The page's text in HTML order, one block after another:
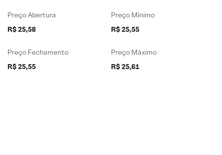
Preço Abertura
R$ 25,58
Preço Mínimo
R$ 25,55
Preço Fechamento
R$ 25,55
Preço Máximo
R$ 25,61